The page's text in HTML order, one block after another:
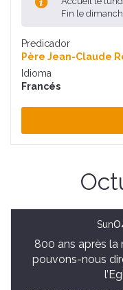
Fin le
Predicador
Père Jean-Claude
Idioma
Francés
Sun
800 ans après la
pouvons-nous